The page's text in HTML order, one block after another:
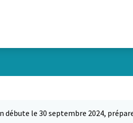
débute le 30 septembre 2024,